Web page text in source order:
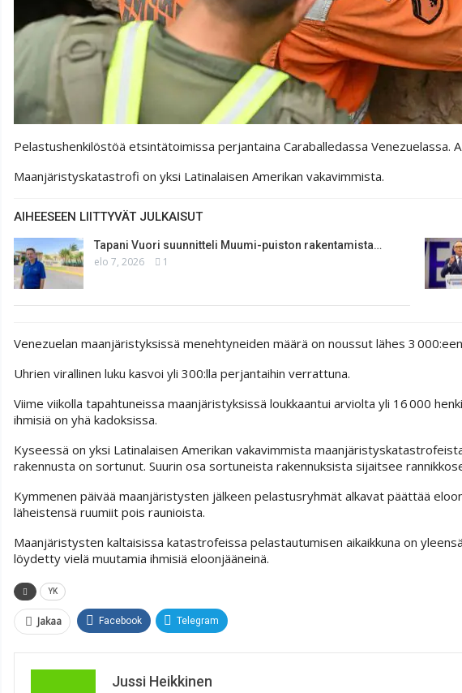
Pelastushenkilöstöä etsintätoimissa perjantaina Caraballedassa Venezuelassa.
Maanjäristyskatastrofi on yksi Latinalaisen Amerikan vakavimmista.
AIHEESEEN LIITTYVÄT JULKAISUT
Tapani Vuori suunnitteli Muumi-puiston rakentamista…
elo 7, 2026 1
Venezuelan maanjäristyksissä menehtyneiden määrä on noussut lähes 3
Uhrien virallinen luku kasvoi yli 300:lla perjantaihin verrattuna.
Viime viikolla tapahtuneissa maanjäristyksissä loukkaantui arviolta yli 16 000
ihmisiä on yhä kadoksissa.
Kyseessä on yksi Latinalaisen Amerikan vakavimmista
rakennusta on sortunut. Suurin osa sortuneista rakennuksista sijaitsee
Kymmenen päivää maanjäristysten jälkeen pelastusryhmät alkavat päättää
läheistensä ruumiit pois raunioista.
Maanjäristysten kaltaisissa katastrofeissa pelastautumisen aikaikkuna on
löydetty vielä muutamia ihmisiä eloonjääneinä.
YK
Jakaa Facebook Telegram
Jussi Heikkinen